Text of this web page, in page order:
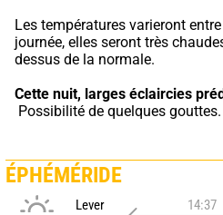
Les températures varieront
journée, elles seront très
dessus de la normale.
Cette nuit, larges éclaircies
Possibilité de quelques
ÉPHÉMÉRIDE
Lever
14:37